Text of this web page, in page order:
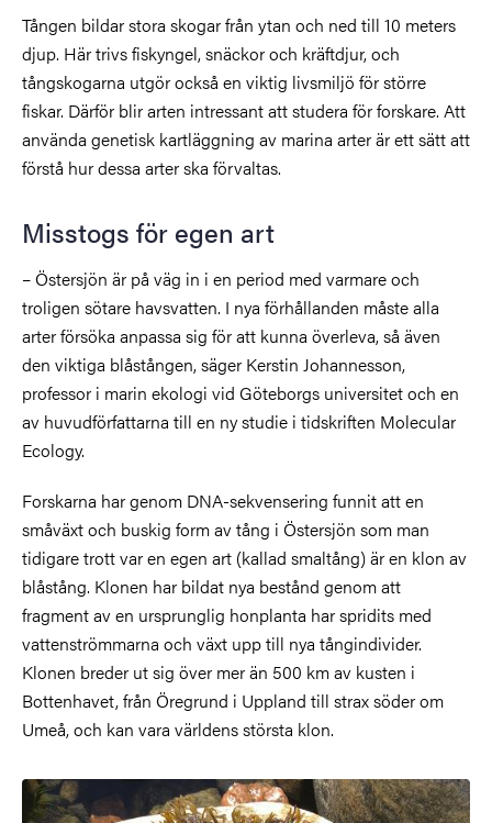
Tången bildar stora skogar från ytan och ned till 10 meters
djup. Här trivs fiskyngel, snäckor och kräftdjur, och
tångskogarna utgör också en viktig livsmiljö för större
fiskar. Därför blir arten intressant att studera för forskare. Att
använda genetisk kartläggning av marina arter är ett sätt att
förstå hur dessa arter ska förvaltas.
Misstogs för egen art
– Östersjön är på väg in i en period med varmare och
troligen sötare havsvatten. I nya förhållanden måste alla
arter försöka anpassa sig för att kunna överleva, så även
den viktiga blåstången, säger Kerstin Johannesson,
professor i marin ekologi vid Göteborgs universitet och en
av huvudförfattarna till en ny studie i tidskriften Molecular
Ecology.
Forskarna har genom DNA-sekvensering funnit att en
småväxt och buskig form av tång i Östersjön som man
tidigare trott var en egen art (kallad smaltång) är en klon av
blåstång. Klonen har bildat nya bestånd genom att
fragment av en ursprunglig honplanta har spridits med
vattenströmmarna och växt upp till nya tångindivider.
Klonen breder ut sig över mer än 500 km av kusten i
Bottenhavet, från Öregrund i Uppland till strax söder om
Umeå, och kan vara världens största klon.